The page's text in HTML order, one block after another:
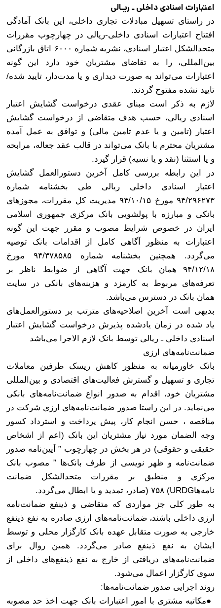
اعتبارات اسنادی داخلی ـ ریـالی
در راستای تسهیل مبادلات تجاری داخلی، این بانک آمادگی
افتتاح اعتبارات اسنادی داخلی-ریالی در چهارچوب مقررات
متحدالشکل اعتبار اسنادی، نشریه شماره ۶۰۰۰ اتاق بازرگانی
بین‌المللی، را به تقاضای مشتریان خود دارد این گونه
اعتبارات می‌تواند به صورت دیداری و یا مدت‌دار، تایید‌ شده/
تایید نشده مفتوح گردند.
لازم به ذکر است مبنای عقدی درخواست گشایش اعتبار
اسنادی ریالی، حسب هدف متقاضی از درخواست گشایش
اعتبار (تامین و یا عدم تامین مالی) و توافق به عمل آمده
مشتریان محترم با بانک می‌تواند در قالب عقد جعاله، مرابحه
و یا استثنا (نقد و یا نسیه) قرار گیرد.
در این رابطه بررسی کامل آخرین دستورالعمل گشایش
اعتبار اسنادی داخلی ریالی طی بخشنامه شماره
۹۴/۲۹۶۲۷۳ مورخ ۹۴/۱۰/۱۵ مدیریت کل مقررات، مجوزهای
بانکی و مبارزه با پولشویی بانک مرکزی جمهوری اسلامی
ایران در خصوص شرایط مصوب و مقرر جهت این گونه
اعتبارات به منظور آگاهی کامل از اقدامات بانک توصیه
می‌گردد. همچنین بخشنامه شماره ۹۴/۳۷۸۵۸۵ مورخ
۹۴/۱۲/۱۸ همان بانک جهت آگاهی از ضوابط ناظر بر
تعرفه‌های مربوط به کارمزد و هزینه‌های بانکی در سایت
همان بانک در دسترس می‌باشد.
بدیهی است آخرین اصلاحیه‌های مترتب بر دستورالعمل‌های
یاد شده در زمان یادشده پذیرش درخواست گشایش اعتبار
اسنادی داخلی ـ ریالی توسط بانک لازم الاجرا می‌باشد
ضمانت‌نامه‌های ارزی
بانک خاورمیانه به منظور کاهش ریسک طرفین معاملات
تجاری و تسهیل و گسترش فعالیت‌های اقتصادی و بین‌المللی
مشتریان خود، اقدام به صدور انواع ضمانت‌نامه‌های بانکی
می‌نماید. در این راستا صدور ضمانت‌نامه‌های ارزی شرکت در
مناقصه ، حسن انجام کار، پیش پرداخت و استرداد کسور
وجه الضمان مورد نیاز مشتریان این بانک (اعم از اشخاص
حقیقی و حقوقی) در هر بخش در چهارچوب ” آیین‌نامه صدور
ضمانت‌نامه و ظهر نویسی از طرف بانک‌ها ” مصوب بانک
مرکزی و منطبق بر مقررات متحدالشکل ضمانت
نامه‌ها(URDG ۷۵۸ )صادر، تمدید و یا ابطال می‌گردد.
به طور کلی جز مواردی که متقاضی و ذینفع ضمانت‌نامه
ارزی داخلی باشند، ضمانت‌نامه‌های ارزی صادره به نفع ذینفع
خارجی به صورت متقابل عهده بانک کارگزار محلی و توسط
ایشان به نفع ذینفع صادر می‌گردد. همین روال برای
ضمانت‌نامه‌های دریافتی از خارج به نفع ذینفع‌های داخلی از
سوی کارگزار اعمال می‌شود.
روند اجرایی صدور ضمانت‌نامه‌ها:
●مکاتبه مشتری با امور اعتبارات بانک جهت اخذ حد مصوبه